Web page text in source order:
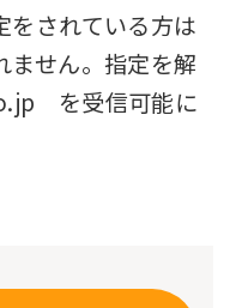
をされている方は
ません。指定を解
を受信可能に
Automatic